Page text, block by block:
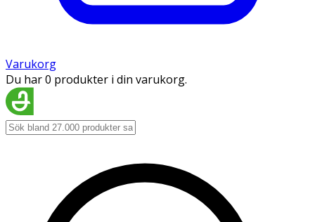
Varukorg
Du har 0 produkter i din varukorg.